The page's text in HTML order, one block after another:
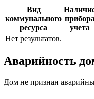
Вид
коммунального
ресурса
прибора
учета
Нет результатов.
Аварийность
Дом не признан